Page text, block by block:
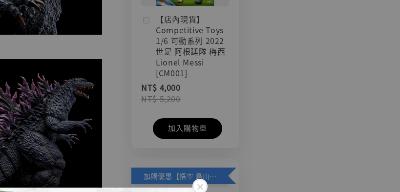
【店內現貨】
Competitive Toys
1/6 可動系列 2022
世足 阿根廷隊 梅西
Lionel Messi
[CM001]
NT$ 4,000
NT$ 5,200
加入購物車
加購優惠【悟空 鳥山明紀念款 [奇蹟工作室]】